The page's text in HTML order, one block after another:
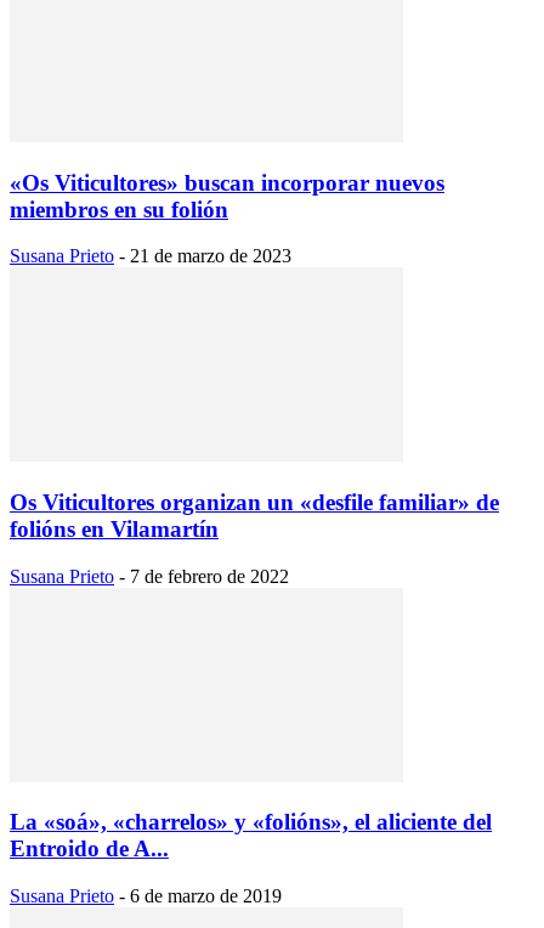
«Os Viticultores» buscan incorporar nuevos
miembros en su folión
Susana Prieto - 21 de marzo de 2023
Os Viticultores organizan un «desfile familiar» de
folións en Vilamartín
Susana Prieto - 7 de febrero de 2022
La «soá», «charrelos» y «folións», el aliciente del
Entroido de A...
Susana Prieto - 6 de marzo de 2019